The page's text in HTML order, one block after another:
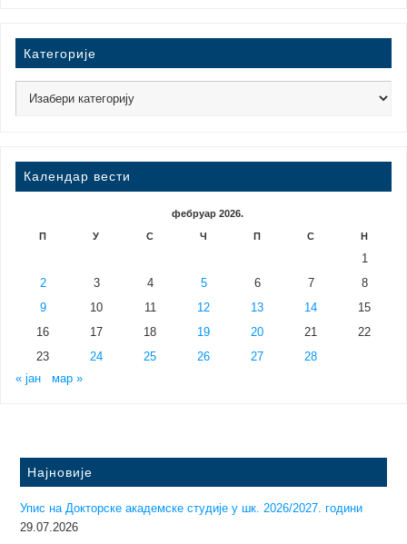
Категорије
Календар вести
фебруар 2026.
П У С Ч П С Н
1
2
3 4 5 6 7
8
9
10 11 12 13 14
15
16
17 18 19 20 21
22
23
24 25 26 27
28
« јан
мар »
Најновије
Упис на Докторске академске студије у шк. 2026/2027. години
29.07.2026